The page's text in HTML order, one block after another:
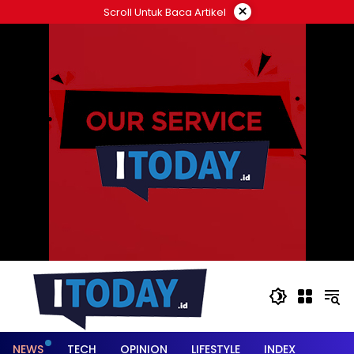
ke
Scroll Untuk Baca Artikel ×
NEWS TECH OPINION LIFESTYLE INDEX